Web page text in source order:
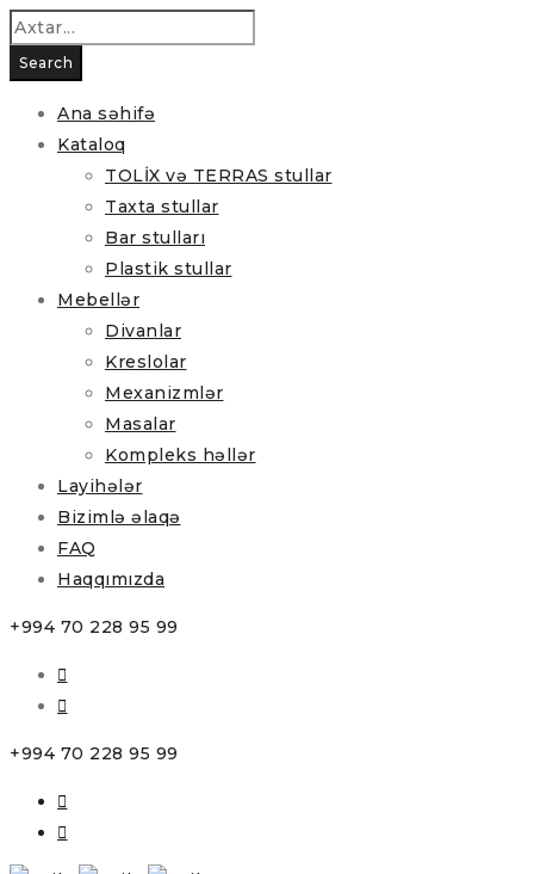
Ana səhifə
Kataloq
TOLİX və TERRAS stullar
Taxta stullar
Bar stulları
Plastik stullar
Mebellər
Divanlar
Kreslolar
Mexanizmlər
Masalar
Kompleks həllər
Layihələr
Bizimlə əlaqə
FAQ
Haqqımızda
+994 70 228 95 99
+994 70 228 95 99